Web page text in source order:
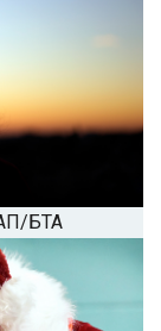
БТА